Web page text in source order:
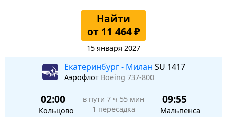
Найти
от 11 464 ₽
15 января 2027
Екатеринбург - Милан SU 1417
Аэрофлот Boeing 737-800
02:00
Кольцово
в пути 7 ч 55 мин
1 пересадка
09:55
Мальпенса